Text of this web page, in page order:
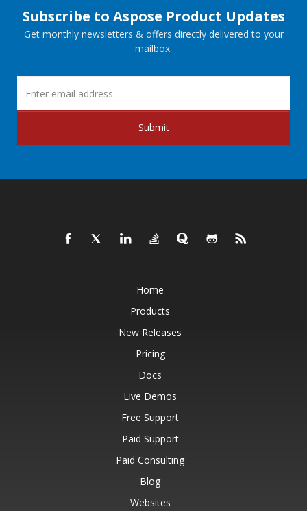
Subscribe to Aspose Product Updates
Get monthly newsletters & offers directly delivered to your
mailbox.
Submit
Home
Products
New Releases
Pricing
Docs
Live Demos
Free Support
Paid Support
Paid Consulting
Blog
Websites